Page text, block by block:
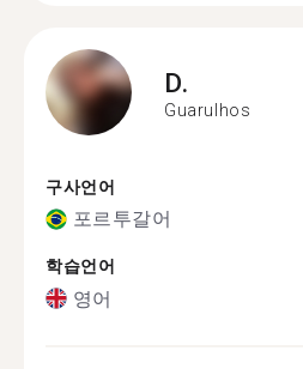
D.
Guarulhos
구사언어
포르투갈어
학습언어
영어